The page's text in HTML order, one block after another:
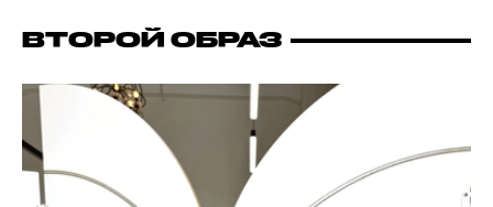
ВТОРОЙ ОБРАЗ